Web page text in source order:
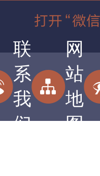
联
系
我
们
网
站
地
图